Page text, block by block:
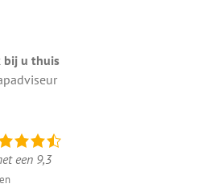
bij u thuis
een 9,3